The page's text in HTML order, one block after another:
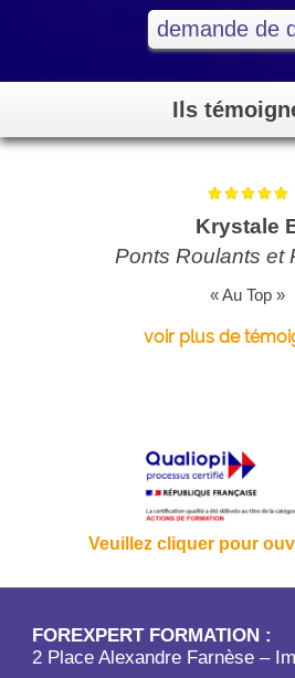
demande de
Ils
Krystale
Ponts Roulants et
« Au Top »
voir plus de
Veuillez cliquer pour
FOREXPERT FORMATION :
2 Place Alexandre Farnèse –